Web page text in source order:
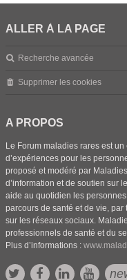
ALLER À LA PAGE
Recherche avancée
Supprimer les cookies
A PROPOS
Le Forum maladies rares est
d’expériences pour les
proposé et modéré par
d’information et de soutien sur
aide au quotidien les
parcours de santé et de vie,
sur les réseaux sociaux.
professionnels de santé et du
Plus d’informations :